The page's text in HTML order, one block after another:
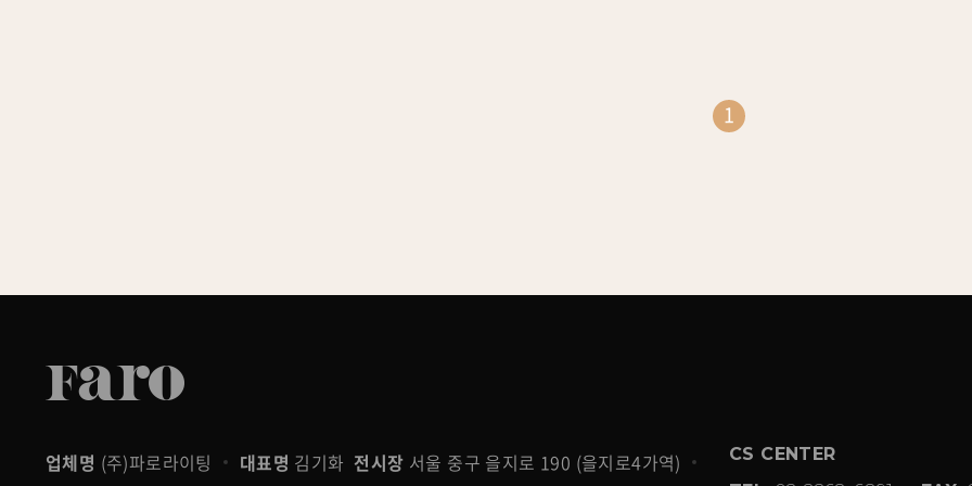
1
업체명 (주)파로라이팅 대표명 김기화전시장 서울 중구 을지로 190 (을지로4가역)
CS CENTER